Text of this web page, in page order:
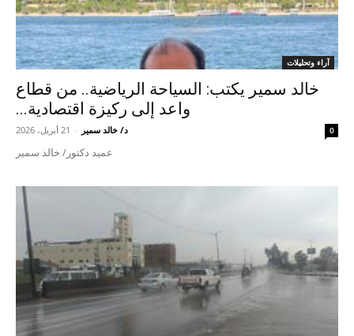
آراء وتحليلات
خالد سمير يكتب: السياحة الرياضية.. من قطاع
واعد إلى ركيزة اقتصادية...
د/ خالد سمير - 21 أبريل، 2026 0
عميد دكتور/ خالد سمير